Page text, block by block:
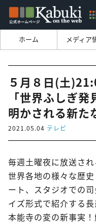
ホーム メディア
５月８日(土
「世界ふしぎ
明かされる新た
2021.05.04 テレビ
毎週土曜夜に放送され
世界各地の様々な歴
ート、スタジオでの
イズ形式で紹介する
本能寺の変の新事実